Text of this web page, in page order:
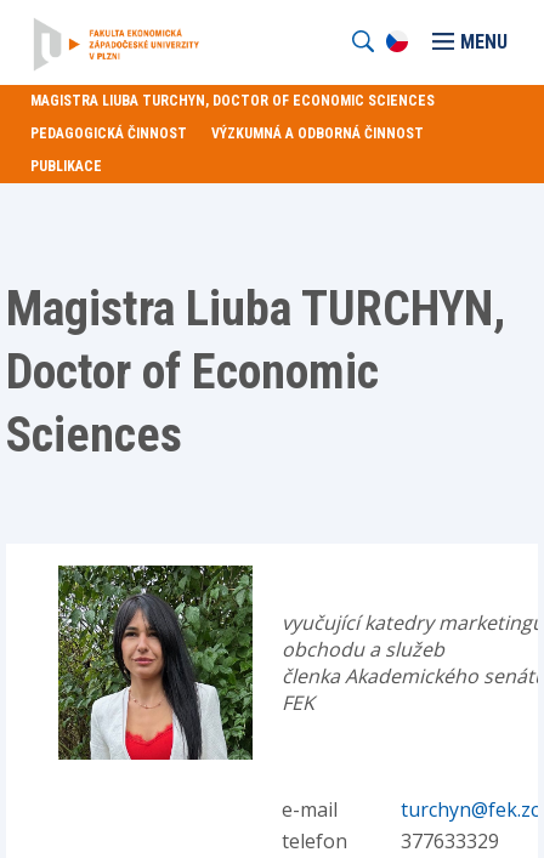
MENU
MAGISTRA LIUBA TURCHYN, DOCTOR OF ECONOMIC SCIENCES
PEDAGOGICKÁ ČINNOST
VÝZKUMNÁ A ODBORNÁ ČINNOST
PUBLIKACE
Magistra Liuba TURCHYN,
Doctor of Economic
Sciences
vyučující katedry
obchodu a služeb
členka Akademického
FEK
e-mail
telefon
377633329